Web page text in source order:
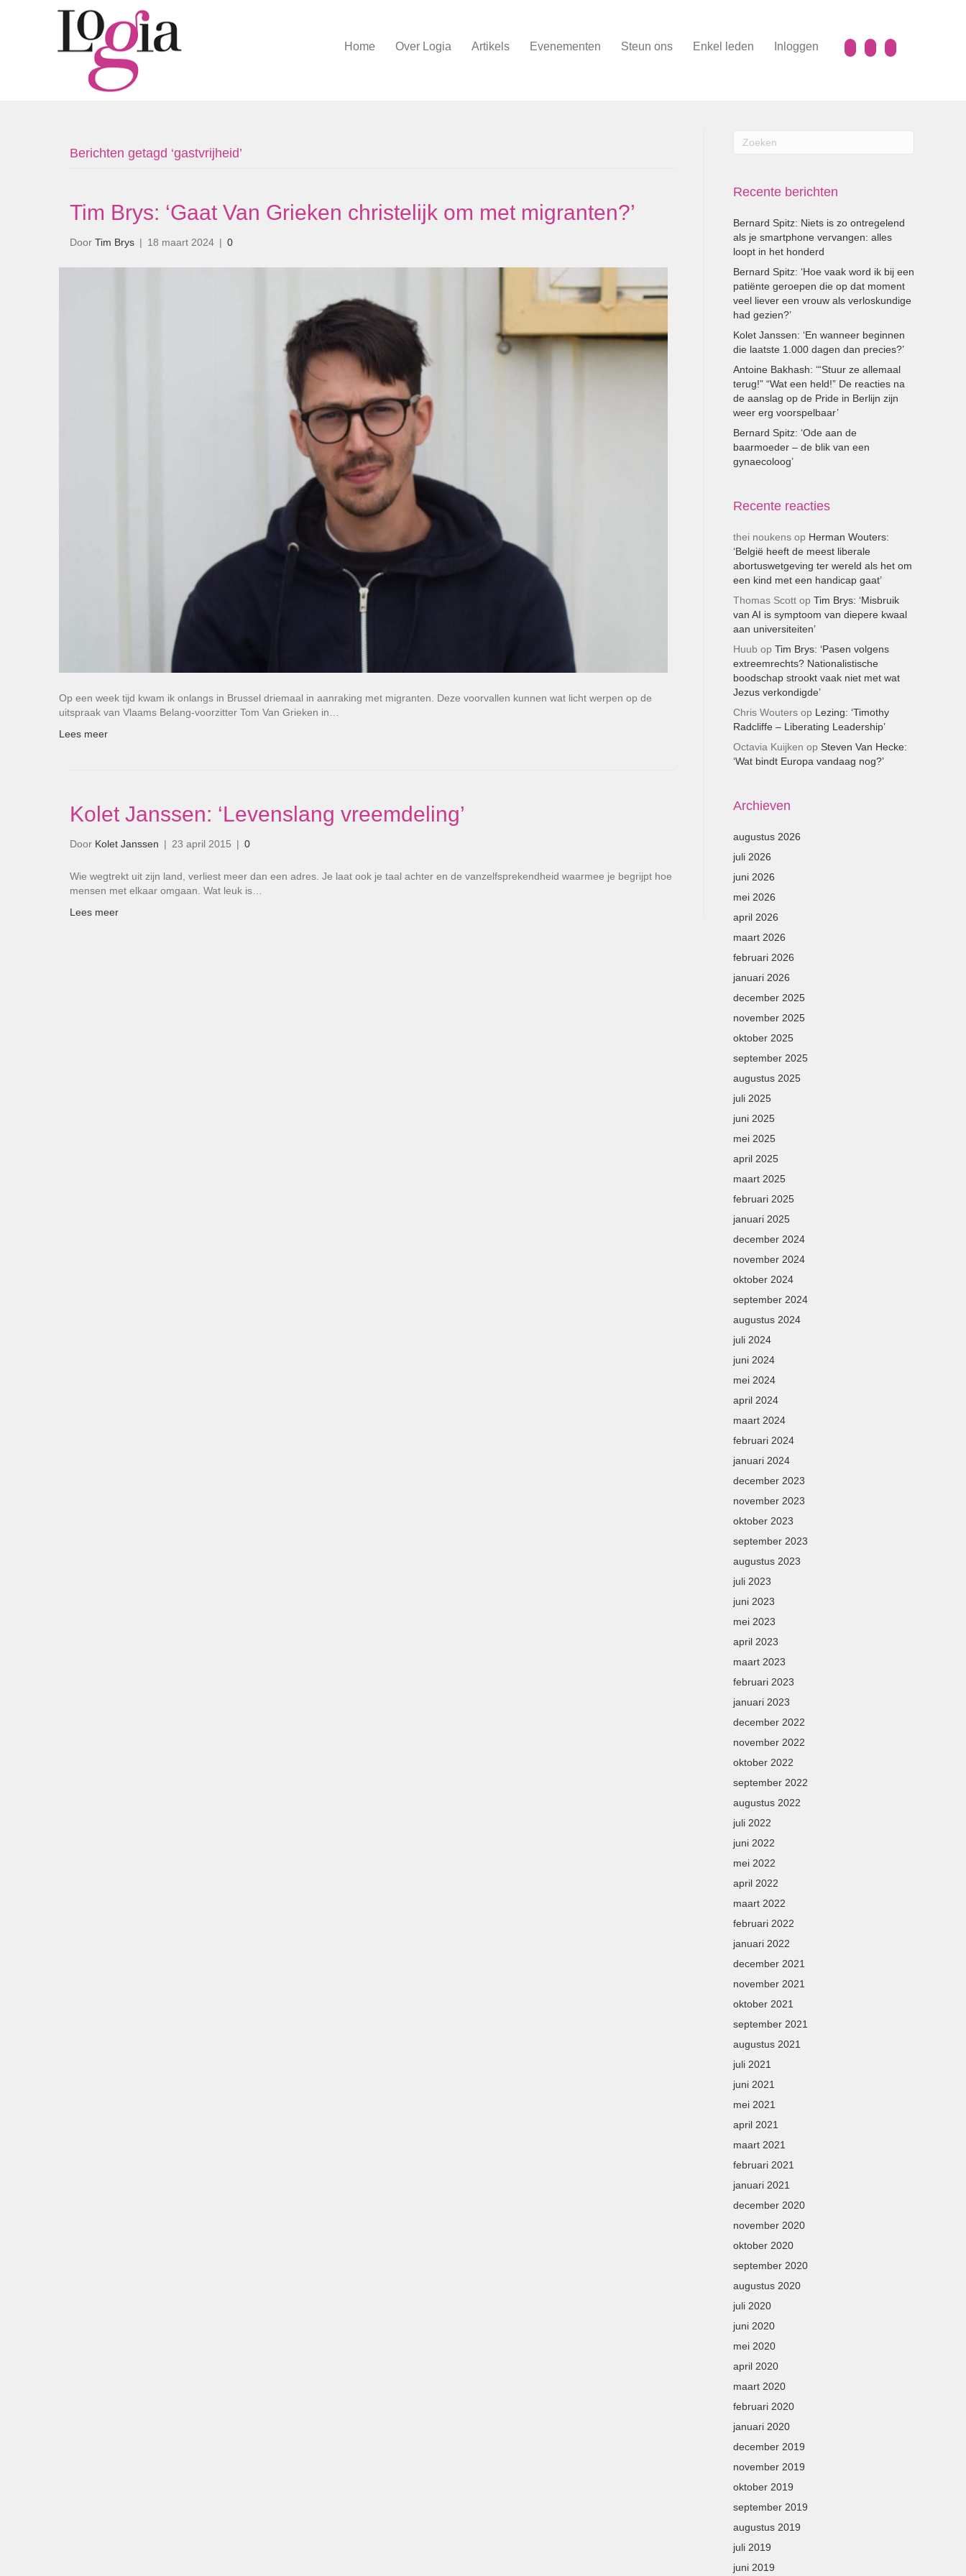
Home Over Logia Artikels Evenementen Steun ons Enkel leden Inloggen
Berichten getagd ‘gastvrijheid’
Tim Brys: ‘Gaat Van Grieken christelijk om met migranten?’
Door Tim Brys | 18 maart 2024 | 0
Op een week tijd kwam ik onlangs in Brussel driemaal in aanraking met migranten. Deze voorvallen kunnen wat licht werpen op de
uitspraak van Vlaams Belang-voorzitter Tom Van Grieken in…
Lees meer
Kolet Janssen: ‘Levenslang vreemdeling’
Door Kolet Janssen | 23 april 2015 | 0
Wie wegtrekt uit zijn land, verliest meer dan een adres. Je laat ook je taal achter en de vanzelfsprekendheid waarmee je begrijpt hoe
mensen met elkaar omgaan. Wat leuk is…
Lees meer
Recente berichten
Bernard Spitz: Niets is zo ontregelend
als je smartphone vervangen: alles
loopt in het honderd
Bernard Spitz: ‘Hoe vaak word ik bij een
patiënte geroepen die op dat moment
veel liever een vrouw als verloskundige
had gezien?’
Kolet Janssen: ‘En wanneer beginnen
die laatste 1.000 dagen dan precies?’
Antoine Bakhash: ‘“Stuur ze allemaal
terug!” “Wat een held!” De reacties na
de aanslag op de Pride in Berlijn zijn
weer erg voorspelbaar’
Bernard Spitz: ‘Ode aan de
baarmoeder – de blik van een
gynaecoloog’
Recente reacties
thei noukensop Herman Wouters:
‘België heeft de meest liberale
abortuswetgeving ter wereld als het om
een kind met een handicap gaat’
Thomas Scottop Tim Brys: ‘Misbruik
van AI is symptoom van diepere kwaal
aan universiteiten’
Huub op Tim Brys: ‘Pasen volgens
extreemrechts? Nationalistische
boodschap strookt vaak niet met wat
Jezus verkondigde’
Chris Woutersop Lezing: ‘Timothy
Radcliffe – Liberating Leadership’
Octavia Kuijken op Steven Van Hecke:
‘Wat bindt Europa vandaag nog?’
Archieven
augustus 2026
juli 2026
juni 2026
mei 2026
april 2026
maart 2026
februari 2026
januari 2026
december 2025
november 2025
oktober 2025
september 2025
augustus 2025
juli 2025
juni 2025
mei 2025
april 2025
maart 2025
februari 2025
januari 2025
december 2024
november 2024
oktober 2024
september 2024
augustus 2024
juli 2024
juni 2024
mei 2024
april 2024
maart 2024
februari 2024
januari 2024
december 2023
november 2023
oktober 2023
september 2023
augustus 2023
juli 2023
juni 2023
mei 2023
april 2023
maart 2023
februari 2023
januari 2023
december 2022
november 2022
oktober 2022
september 2022
augustus 2022
juli 2022
juni 2022
mei 2022
april 2022
maart 2022
februari 2022
januari 2022
december 2021
november 2021
oktober 2021
september 2021
augustus 2021
juli 2021
juni 2021
mei 2021
april 2021
maart 2021
februari 2021
januari 2021
december 2020
november 2020
oktober 2020
september 2020
augustus 2020
juli 2020
juni 2020
mei 2020
april 2020
maart 2020
februari 2020
januari 2020
december 2019
november 2019
oktober 2019
september 2019
augustus 2019
juli 2019
juni 2019